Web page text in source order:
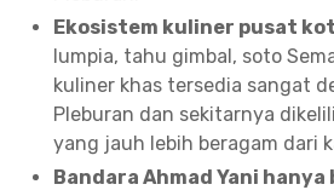
Ekosistem kuliner pusat
lumpia, tahu gimbal, soto
kuliner khas tersedia sangat
Pleburan dan sekitarnya
yang jauh lebih beragam dari
Bandara Ahmad Yani